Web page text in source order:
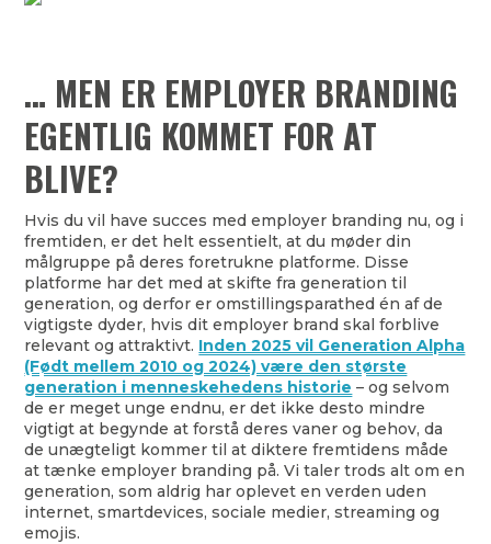
… MEN ER EMPLOYER BRANDING
EGENTLIG KOMMET FOR AT
BLIVE?
Hvis du vil have succes med employer branding nu, og i
fremtiden, er det helt essentielt, at du møder din
målgruppe på deres foretrukne platforme. Disse
platforme har det med at skifte fra generation til
generation, og derfor er omstillingsparathed én af de
vigtigste dyder, hvis dit employer brand skal forblive
relevant og attraktivt. Inden 2025 vil Generation Alpha
(Født mellem 2010 og 2024) være den største
generation i menneskehedens historie – og selvom
de er meget unge endnu, er det ikke desto mindre
vigtigt at begynde at forstå deres vaner og behov, da
de unægteligt kommer til at diktere fremtidens måde
at tænke employer branding på. Vi taler trods alt om en
generation, som aldrig har oplevet en verden uden
internet, smartdevices, sociale medier, streaming og
emojis.